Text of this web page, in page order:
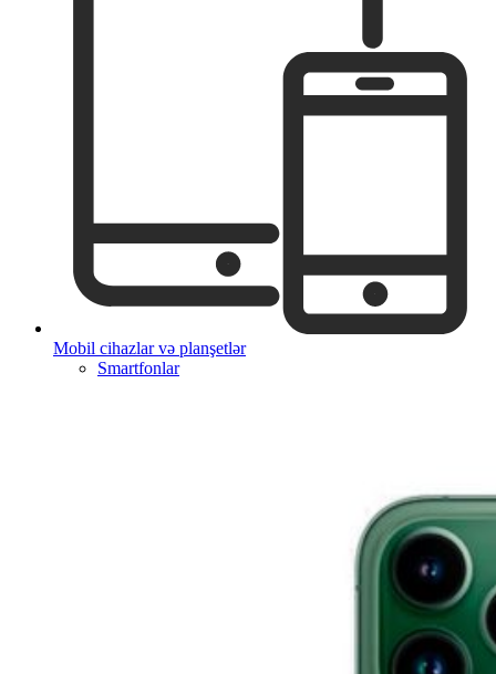
Mobil cihazlar və planşetlər
Smartfonlar